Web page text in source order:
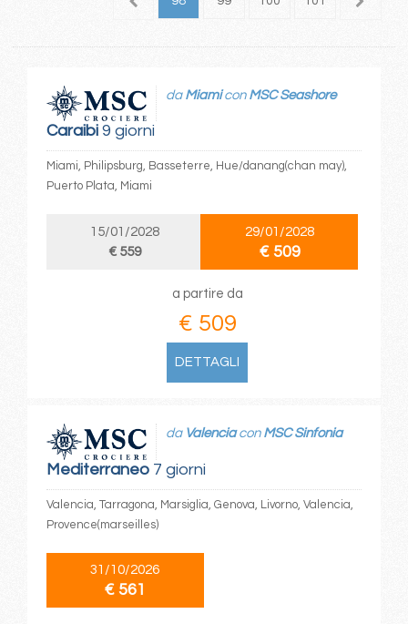
Caraibi9 giorni
da Miamicon MSC Seashore
Miami, Philipsburg, Basseterre, Hue/danang(chan may),
Puerto Plata, Miami
15/01/2028
€ 559
29/01/2028
€ 509
a partire da
€ 509
DETTAGLI
Mediterraneo7 giorni
da Valenciacon MSC Sinfonia
Valencia, Tarragona, Marsiglia, Genova, Livorno, Valencia,
Provence(marseilles)
31/10/2026
€ 561